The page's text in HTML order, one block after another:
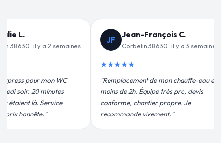
C.
· il y a 3 semaines
mon chauffe-eau en
très pro, devis
propre. Je
VD
Valérie D.
Corbelin 38630 · il y a 1 mois
★★★★★
"Un grand merci à Sylvain Plombier
pour leur intervention rapide et
efficace. Fuite réparée en 30 min, prix
plus qu'honnête !"